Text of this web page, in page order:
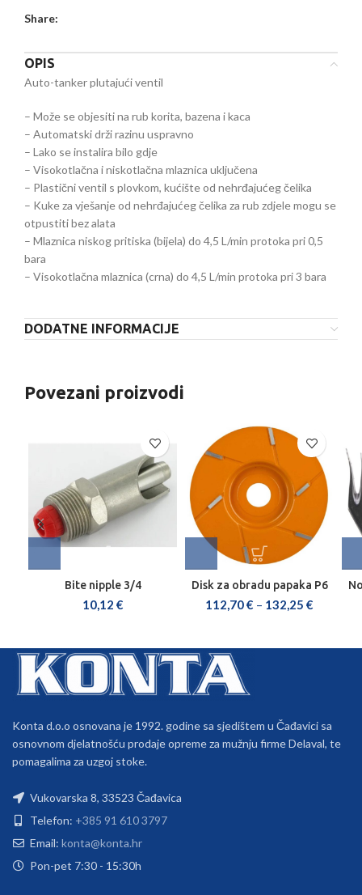
Share:
OPIS
Auto-tanker plutajući ventil
– Može se objesiti na rub korita, bazena i kaca
– Automatski drži razinu uspravno
– Lako se instalira bilo gdje
– Visokotlačna i niskotlačna mlaznica uključena
– Plastični ventil s plovkom, kućište od nehrđajućeg čelika
– Kuke za vješanje od nehrđajućeg čelika za rub zdjele mogu se
otpustiti bez alata
– Mlaznica niskog pritiska (bijela) do 4,5 L/min protoka pri 0,5
bara
– Visokotlačna mlaznica (crna) do 4,5 L/min protoka pri 3 bara
DODATNE INFORMACIJE
Povezani proizvodi
Bite nipple 3/4
10,12 €
Disk za obradu papaka P6
112,70€ – 132,25 €
Konta d.o.o osnovana je 1992. godine sa sjedištem u Čađavici sa
osnovnom djelatnošću prodaje opreme za mužnju firme Delaval, te
pomagalima za uzgoj stoke.
Vukovarska 8, 33523 Čađavica
Telefon: +385 91 610 3797
Email: konta@konta.hr
Pon-pet 7:30 - 15:30h